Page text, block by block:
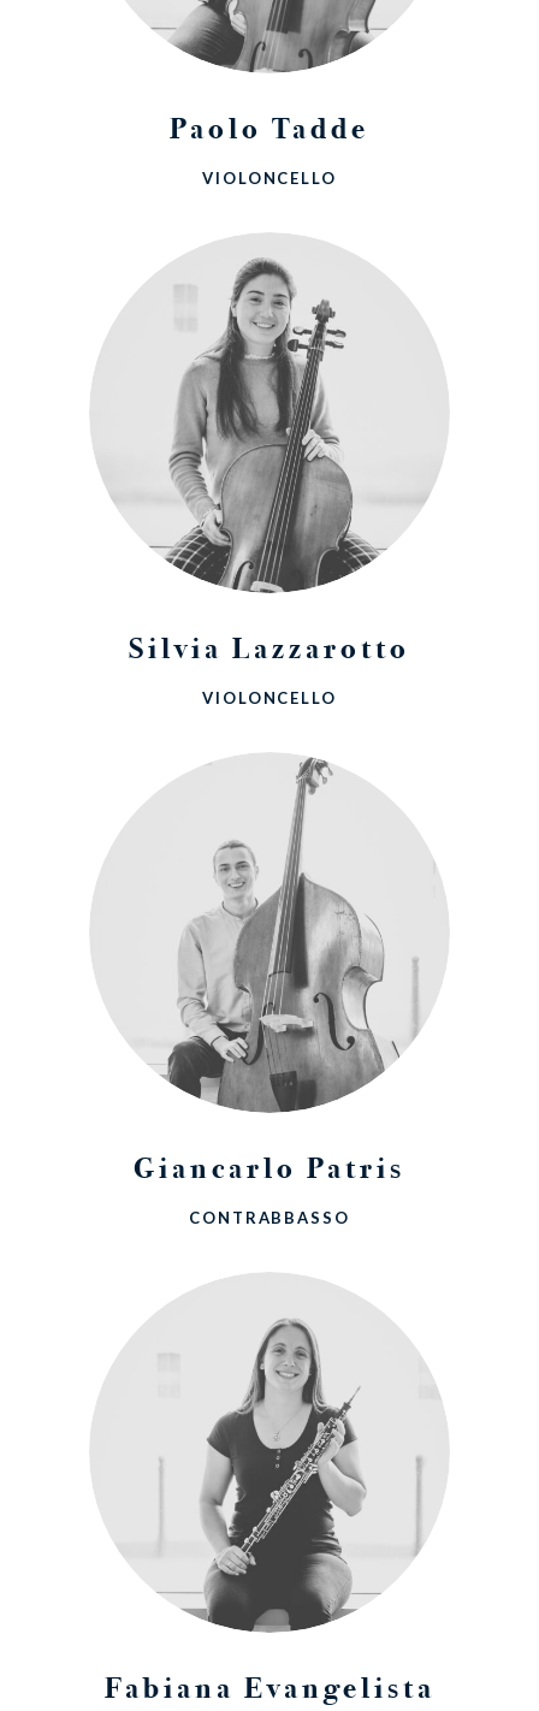
Paolo Tadde
VIOLONCELLO
Silvia Lazzarotto
VIOLONCELLO
Giancarlo Patris
CONTRABBASSO
Fabiana Evangelista